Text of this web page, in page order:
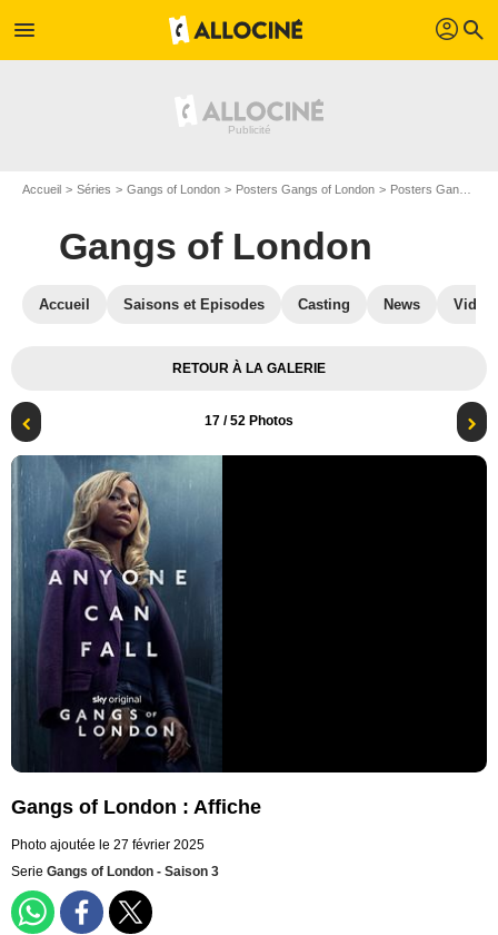
menu profil search
Accueil Séries Gangs of London Posters Gangs of London Posters Gangs of London S03
Gangs of London
Accueil Saisons et Episodes Casting News
RETOUR À LA GALERIE
17 / 52 Photos
Gangs of London : Affiche
Photo ajoutée le 27 février 2025
Serie Gangs of London - Saison 3